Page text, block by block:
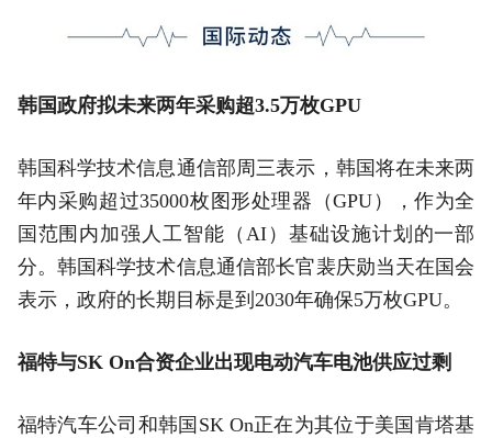
韩国政府拟未来两年采购超3.5万枚GPU
韩国科学技术信息通信部周三表示，韩国将在未来两
年内采购超过35000枚图形处理器（GPU），作为全
国范围内加强人工智能（AI）基础设施计划的一部
分。韩国科学技术信息通信部长官裴庆勋当天在国会
表示，政府的长期目标是到2030年确保5万枚GPU。
福特与SK On合资企业出现电动汽车电池供应过剩
福特汽车公司和韩国SK On正在为其位于美国肯塔基